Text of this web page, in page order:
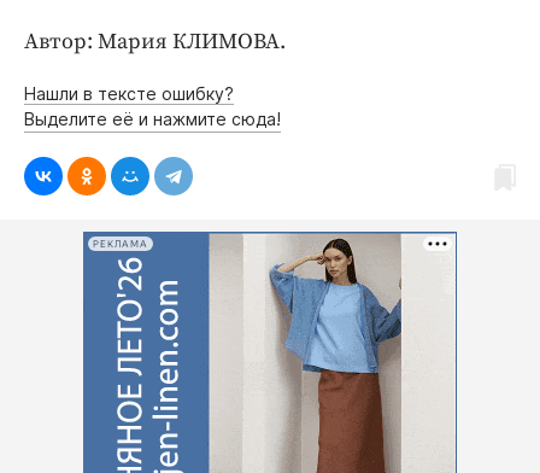
Автор: Мария КЛИМОВА.
Нашли в тексте ошибку?
Выделите её и нажмите сюда!
РЕКЛАМА